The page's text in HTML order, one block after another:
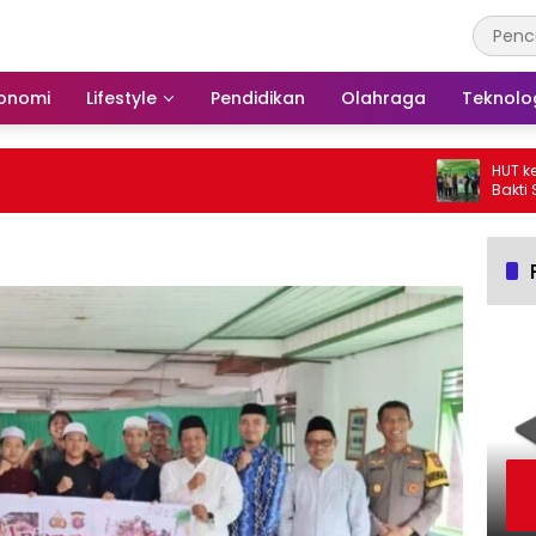
Lifestyle Pendidikan Olahraga
HUT ke-25,
Bakti
Langgar